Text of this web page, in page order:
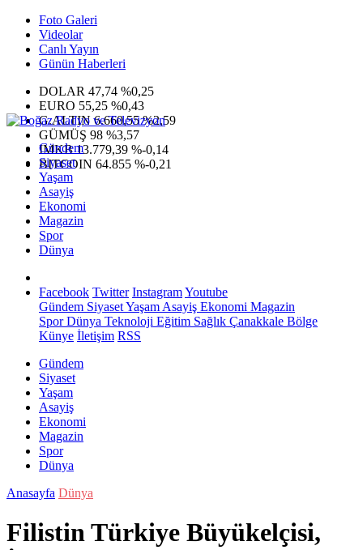
Foto Galeri
Videolar
Canlı Yayın
Günün Haberleri
DOLAR 47,74 %0,25
EURO 55,25 %0,43
G.ALTIN6.660,55 %2,59
GÜMÜŞ 98 %3,57
IMKB13.779,39 %-0,14
BITCOIN 64.855 %-0,21
Gündem
Siyaset
Yaşam
Asayiş
Ekonomi
Magazin
Spor
Dünya
Facebook Twitter InstagramYoutube
Gündem SiyasetYaşam Asayiş Ekonomi Magazin
SporDünya Teknoloji Eğitim Sağlık Çanakkale Bölge
Künye İletişim RSS
Gündem
Siyaset
Yaşam
Asayiş
Ekonomi
Magazin
Spor
Dünya
Anasayfa Dünya
Filistin Türkiye Büyükelçisi,